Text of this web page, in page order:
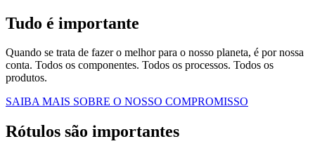
Tudo é importante
Quando se trata de fazer o melhor para o nosso planeta, é por nossa
conta. Todos os componentes. Todos os processos. Todos os
produtos.
SAIBA MAIS SOBRE O NOSSO COMPROMISSO
Rótulos são importantes